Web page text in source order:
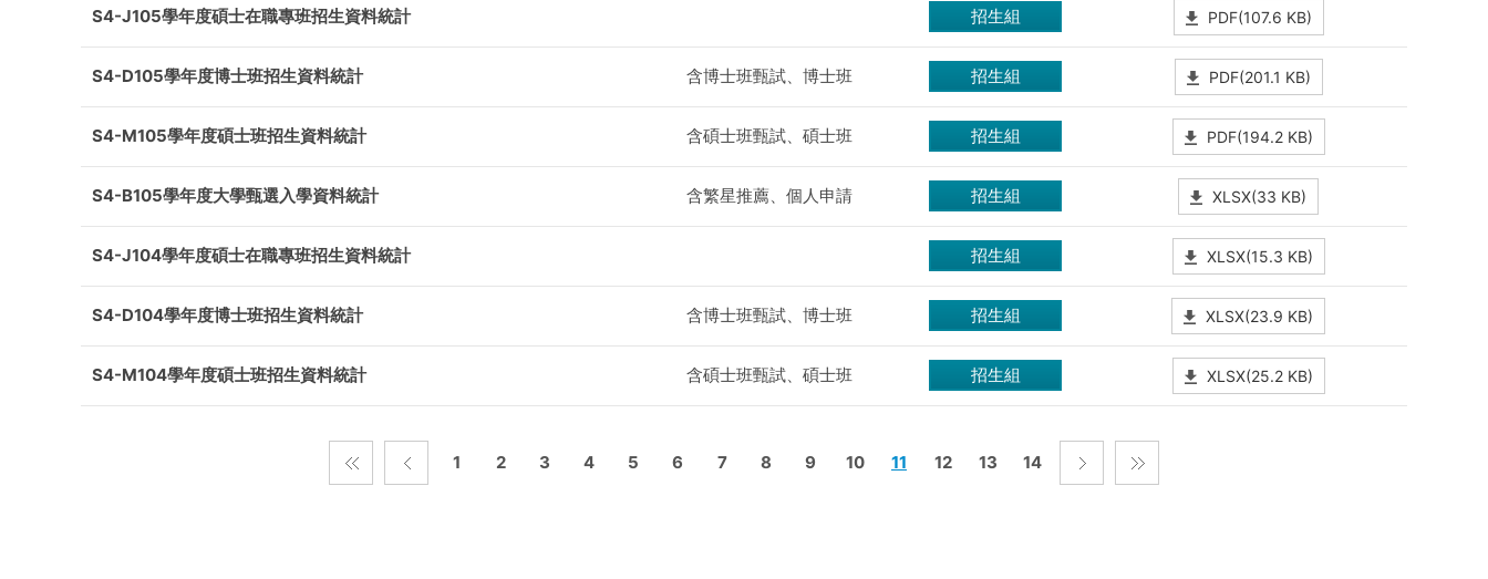
S4-J105學年度碩士在職專班招生資料統計 招生組 PDF(107.6 KB)
S4-D105學年度博士班招生資料統計 含博士班甄試、博士班 招生組 PDF(201.1 KB)
S4-M105學年度碩士班招生資料統計 含碩士班甄試、碩士班 招生組 PDF(194.2 KB)
S4-B105學年度大學甄選入學資料統計 含繁星推薦、個人申請 招生組 XLSX(33 KB)
S4-J104學年度碩士在職專班招生資料統計 招生組 XLSX(15.3 KB)
S4-D104學年度博士班招生資料統計 含博士班甄試、博士班 招生組 XLSX(23.9 KB)
S4-M104學年度碩士班招生資料統計 含碩士班甄試、碩士班 招生組 XLSX(25.2 KB)
1 2 3 4 5 6 7 8 9 10 11 12 13 14